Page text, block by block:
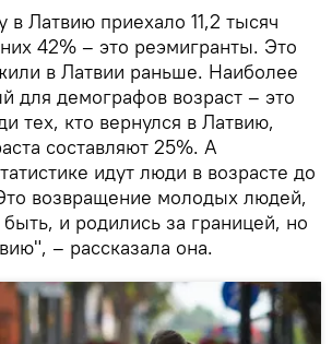
Латвию приехало 11,2 тысяч
42% – это реэмигранты. Это
в Латвии раньше. Наиболее
для демографов возраст – это
тех, кто вернулся в Латвию,
составляют 25%. А
идут люди в возрасте до
возвращение молодых людей,
и родились за границей, но
– рассказала она.